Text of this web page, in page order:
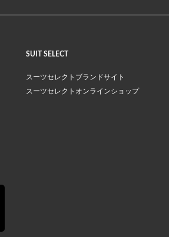
SUIT SELECT
スーツセレクトブランドサイト
スーツセレクトオンラインショップ